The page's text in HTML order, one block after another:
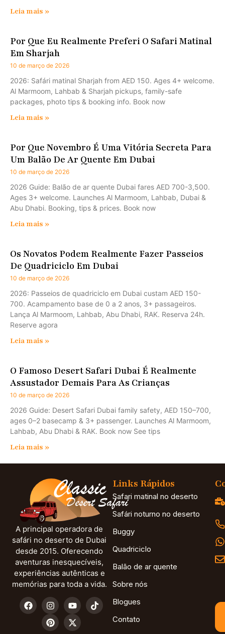
Leia mais »
Por Que Eu Realmente Preferi O Safari Matinal
Em Sharjah
10 de março de 2026
2026: Safári matinal Sharjah from AED 150. Ages 4+ welcome.
Al Marmoom, Lahbab & Sharjah pickups, family-safe
packages, photo tips & booking info. Book now
Leia mais »
Por Que Novembro É Uma Vitória Secreta Para
Um Balão De Ar Quente Em Dubai
10 de março de 2026
2026 Guide: Balão de ar quente Dubai fares AED 700-3,500.
Ages 3+ welcome. Launches Al Marmoom, Lahbab, Dubai &
Abu Dhabi. Booking, tips & prices. Book now
Leia mais »
Os Novatos Podem Realmente Fazer Passeios
De Quadriciclo Em Dubai
10 de março de 2026
2026: Passeios de quadriciclo em Dubai custam AED 150-
700. Acampamento base de 0 a 2 anos, 3+ passageiros.
Lança Al Marmoom, Lahbab, Abu Dhabi, RAK. Reserva 24h.
Reserve agora
Leia mais »
O Famoso Desert Safari Dubai É Realmente
Assustador Demais Para As Crianças
10 de março de 2026
2026 Guide: Desert Safari Dubai family safety, AED 150–700,
ages 0–2 basecamp & 3+ passenger. Launches Al Marmoom,
Lahbab, Abu Dhabi & RAK. Book now See tips
Leia mais »
A principal operadora de
safári no deserto de Dubai
desde 2015. Oferecendo
aventuras inesquecíveis,
experiências autênticas e
memórias para toda a vida.
Links Rápidos
Safari matinal no deserto
Safári noturno no deserto
Buggy
Quadriciclo
Balão de ar quente
Sobre nós
Blogues
Contato